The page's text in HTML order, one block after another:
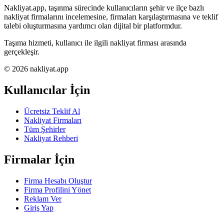
Nakliyat.app, taşınma sürecinde kullanıcıların şehir ve ilçe bazlı
nakliyat firmalarını incelemesine, firmaları karşılaştırmasına ve teklif
talebi oluşturmasına yardımcı olan dijital bir platformdur.
Taşıma hizmeti, kullanıcı ile ilgili nakliyat firması arasında
gerçekleşir.
© 2026 nakliyat.app
Kullanıcılar İçin
Ücretsiz Teklif Al
Nakliyat Firmaları
Tüm Şehirler
Nakliyat Rehberi
Firmalar İçin
Firma Hesabı Oluştur
Firma Profilini Yönet
Reklam Ver
Giriş Yap